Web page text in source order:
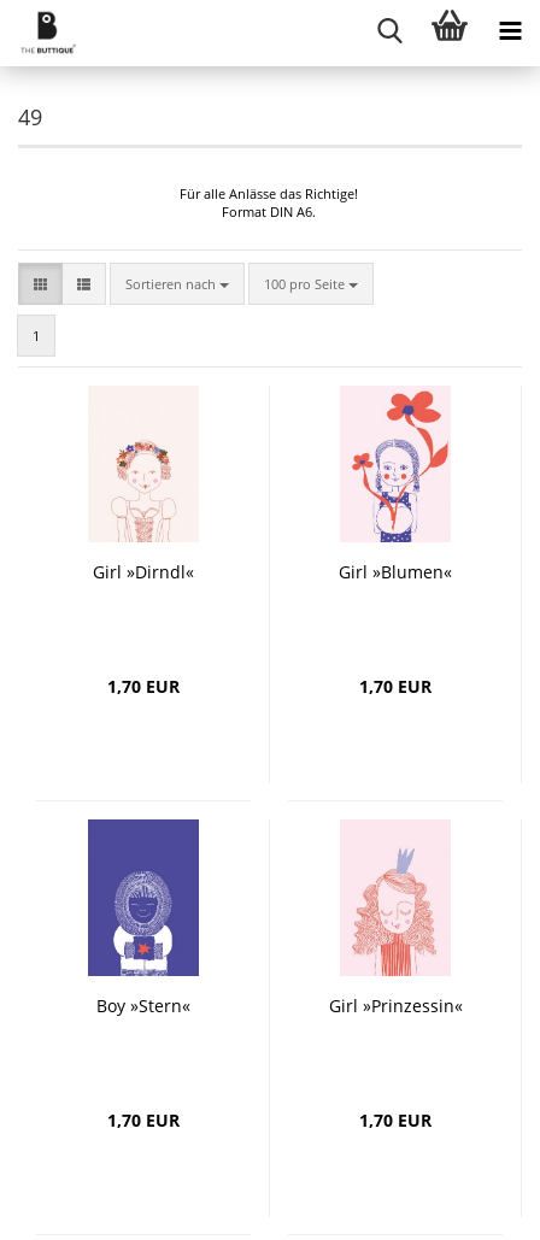
49
Für alle Anlässe das Richtige!
Format DIN A6.
Sortieren nach
Sortieren nach 100 pro Seite
pro Seite
1
Girl »Dirndl«
1,70 EUR
Girl »Blumen«
1,70 EUR
Boy »Stern«
1,70 EUR
Girl »Prinzessin«
1,70 EUR